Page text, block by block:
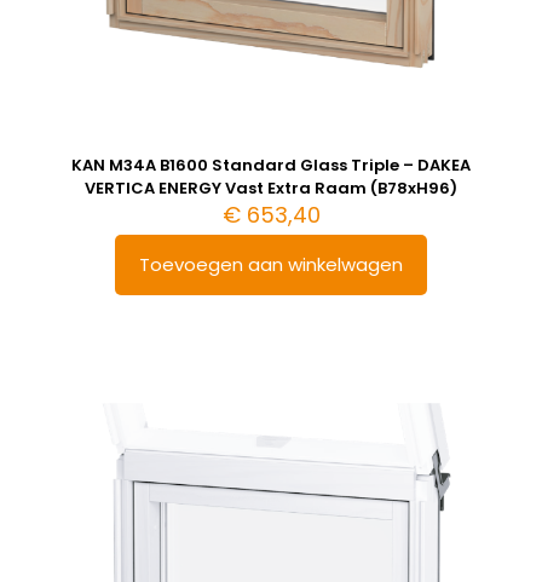
KAN M34A B1600 Standard Glass Triple – DAKEA
VERTICA ENERGY Vast Extra Raam (B78xH96)
€653,40
Toevoegen aan winkelwagen